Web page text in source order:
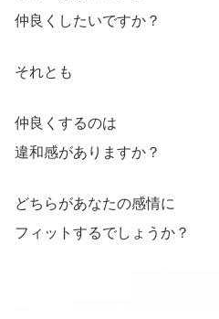
仲良くしたいですか？
それとも
仲良くするのは
違和感がありますか？
どちらがあなたの感情に
フィットするでしょうか？